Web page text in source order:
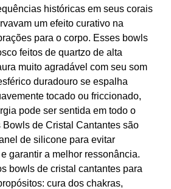
históricas em seus corais
um efeito curativo na
para o corpo. Esses bowls
feitos de quartzo de alta
muito agradável com seu som
duradouro se espalha
tocado ou friccionado,
pode ser sentida em todo o
Bowls de Cristal Cantantes são
de silicone para evitar
garantir a melhor ressonância.
bowls de cristal cantantes para
cura dos chakras,